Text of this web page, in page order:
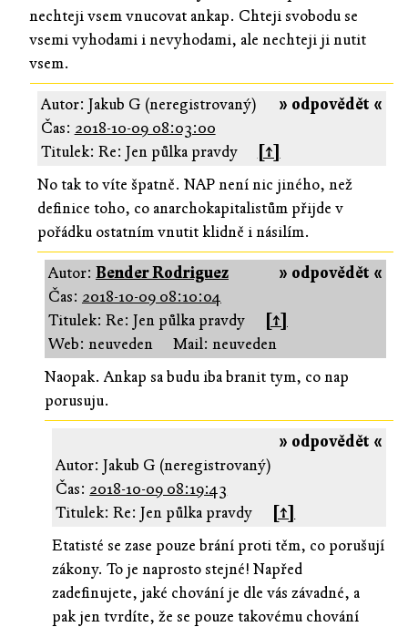
nechteji vsem vnucovat ankap. Chteji svobodu se
vsemi vyhodami i nevyhodami, ale nechteji ji nutit
vsem.
» odpovědět «
Autor: Jakub G (neregistrovaný)
Čas: 2018-10-09 08:03:00
Titulek: Re: Jen půlka pravdy
[↑]
No tak to víte špatně. NAP není nic jiného, než
definice toho, co anarchokapitalistům přijde v
pořádku ostatním vnutit klidně i násilím.
» odpovědět «
Autor: Bender Rodriguez
Čas: 2018-10-09 08:10:04
Titulek: Re: Jen půlka pravdy
[↑]
Web: neuveden
Mail: neuveden
Naopak. Ankap sa budu iba branit tym, co nap
porusuju.
» odpovědět «
Autor: Jakub G (neregistrovaný)
Čas: 2018-10-09 08:19:43
Titulek: Re: Jen půlka pravdy
[↑]
Etatisté se zase pouze brání proti těm, co porušují
zákony. To je naprosto stejné! Napřed
zadefinujete, jaké chování je dle vás závadné, a
pak jen tvrdíte, že se pouze takovému chování